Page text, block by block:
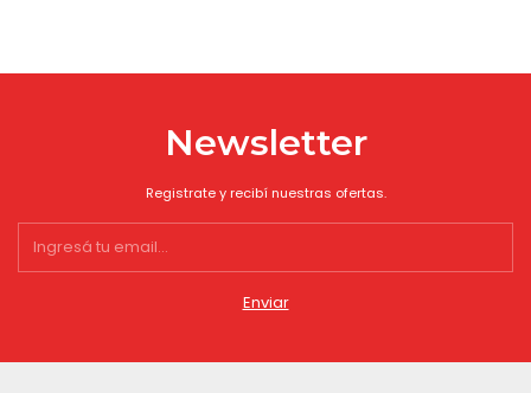
Newsletter
Registrate y recibí nuestras ofertas.